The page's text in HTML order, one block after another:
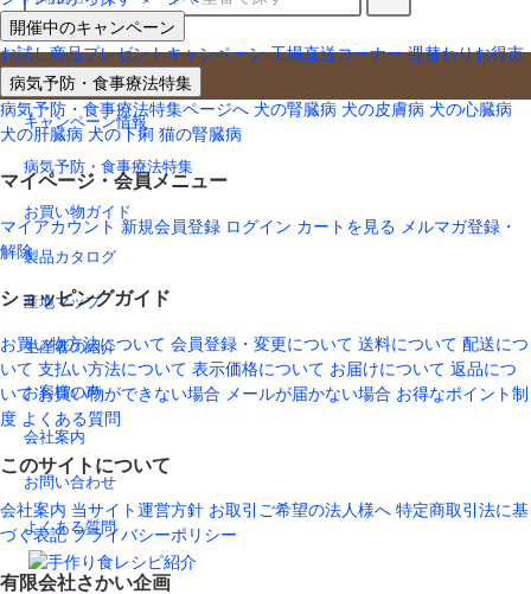
開催中のキャンペーン
お試し商品プレゼントキャンペーン 工場直送コーナー 週替わりお得市
病気予防・食事療法特集
病気予防・食事療法特集ページへ 犬の腎臓病 犬の皮膚病 犬の心臓病
犬の肝臓病 犬の下痢 猫の腎臓病
マイページ・会員メニュー
マイアカウント 新規会員登録 ログイン カートを見る メルマガ登録・
解除
ショッピングガイド
お買い物方法について 会員登録・変更について 送料について 配送につ
いて 支払い方法について 表示価格について お届けについて 返品につ
いて お買い物ができない場合 メールが届かない場合 お得なポイント制
度 よくある質問
このサイトについて
会社案内 当サイト運営方針 お取引ご希望の法人様へ 特定商取引法に基
づく表記 プライバシーポリシー
有限会社さかい企画
お役立ち情報
キャンペーン情報
病気予防・食事療法特集
お買い物ガイド
製品カタログ
産地マップ
生産者の紹介
お客様の声
会社案内
お問い合わせ
よくある質問